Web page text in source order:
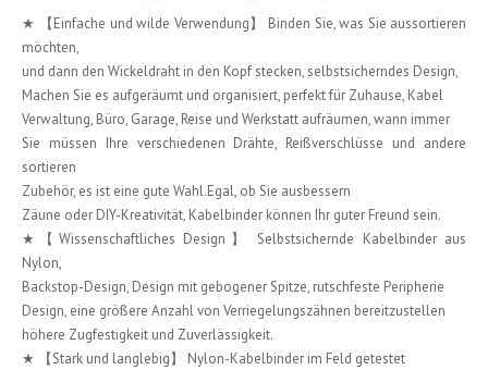
★ 【Einfache und wilde Verwendung】 Binden Sie, was Sie aussortieren
möchten,
und dann den Wickeldraht in den Kopf stecken, selbstsicherndes Design,
Machen Sie es aufgeräumt und organisiert, perfekt für Zuhause, Kabel
Verwaltung, Büro, Garage, Reise und Werkstatt aufräumen, wann immer
Sie müssen Ihre verschiedenen Drähte, Reißverschlüsse und andere
sortieren
Zubehör, es ist eine gute Wahl.Egal, ob Sie ausbessern
Zäune oder DIY-Kreativität, Kabelbinder können Ihr guter Freund sein.
★【Wissenschaftliches Design】 Selbstsichernde Kabelbinder aus
Nylon,
Backstop-Design, Design mit gebogener Spitze, rutschfeste Peripherie
Design, eine größere Anzahl von Verriegelungszähnen bereitzustellen
höhere Zugfestigkeit und Zuverlässigkeit.
★ 【Stark und langlebig】 Nylon-Kabelbinder im Feld getestet